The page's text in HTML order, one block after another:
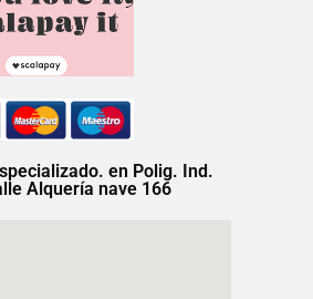
en Polig. Ind.
Alquería nave 166